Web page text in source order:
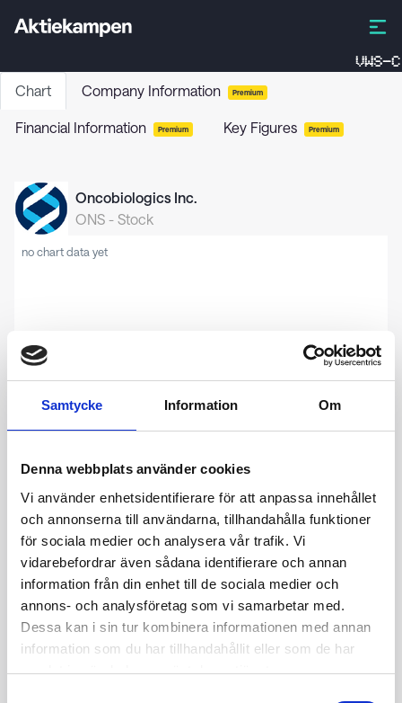
Samtycke Information Om
Denna webbplats använder cookies
Vi använder enhetsidentifierare för att anpassa innehållet
och annonserna till användarna, tillhandahålla funktioner
för sociala medier och analysera vår trafik. Vi
vidarebefordrar även sådana identifierare och annan
information från din enhet till de sociala medier och
annons- och analysföretag som vi samarbetar med.
Dessa kan i sin tur kombinera informationen med annan
information som du har tillhandahållit eller som de har
samlat in när du har använt deras tjänster.
VWS-C
Chart Company Information Premium
Financial Information Premium Key Figures Premium
Oncobiologics Inc.
ONS - Stock
no chart data yet
24h 7d 1m 3m 1y 5y
Trade